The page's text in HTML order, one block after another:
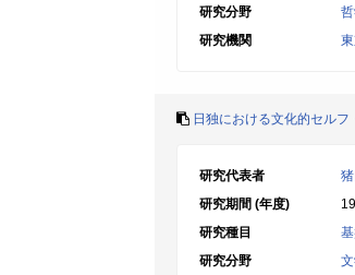
研究分野
研究機関
日独における文化的セル
研究代表者
研究期間 (年度)
研究種目
研究分野